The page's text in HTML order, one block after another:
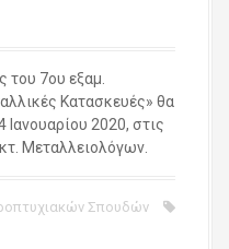
7ου εξαμ.
Κατασκευές» θα
Ιανουαρίου 2020, στις
Μεταλλειολόγων.
Σπουδών